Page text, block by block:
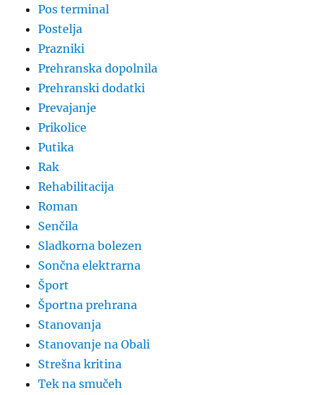
Pos terminal
Postelja
Prazniki
Prehranska dopolnila
Prehranski dodatki
Prevajanje
Prikolice
Putika
Rak
Rehabilitacija
Roman
Senčila
Sladkorna bolezen
Sončna elektrarna
Šport
Športna prehrana
Stanovanja
Stanovanje na Obali
Strešna kritina
Tek na smučeh